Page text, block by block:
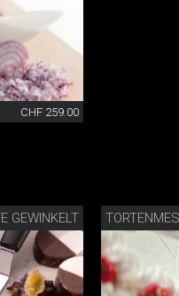
CHF 259.00
GEWINKELT